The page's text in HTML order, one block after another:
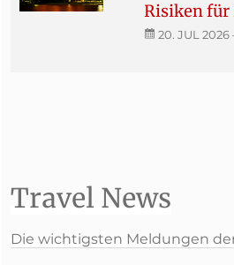
Risiken für
20. JUL 2026
Travel News
Die wichtigsten Meldungen